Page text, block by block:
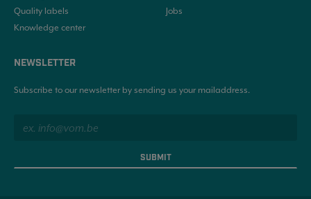
Quality labels
Knowledge center
Jobs
NEWSLETTER
Subscribe to our newsletter by sending us your mailaddress.
SUBMIT